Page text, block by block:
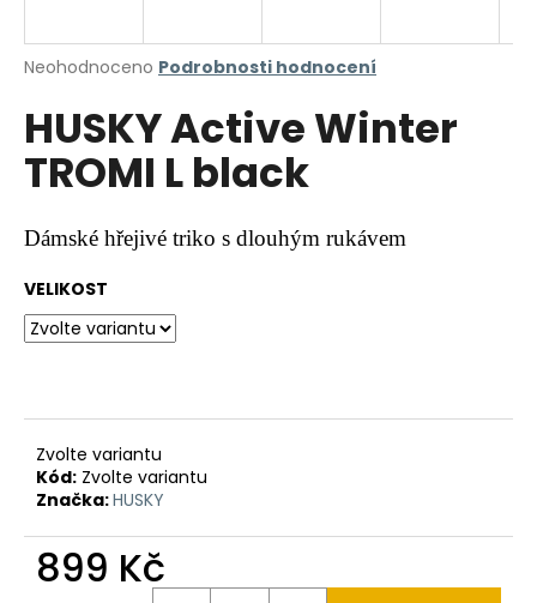
Průměrné
produktu
je
0,0
hvězdiček.
Neohodnoceno Podrobnosti hodnocení
HUSKY Active Winter
TROMI L black
Dámské hřejivé triko s dlouhým rukávem
VELIKOST
Zvolte variantu
Kód: Zvolte variantu
Značka:HUSKY
899 Kč
j
t
?
o
u
č
u